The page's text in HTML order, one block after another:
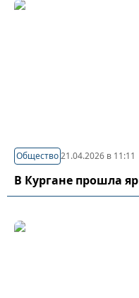
Общество21.04.2026 в 11:11
В Кургане прошла